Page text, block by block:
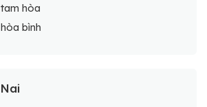
hòa
bình
thắng
đa